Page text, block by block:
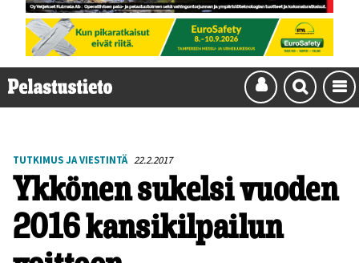
TUTKIMUS JA VIESTINTÄ 22.2.2017
Ykkönen sukelsi vuoden
2016 kansikilpailun